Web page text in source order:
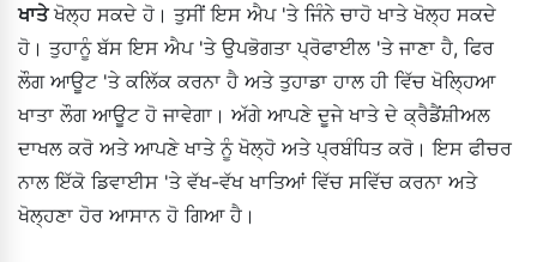
ਖਾਤੇਖੋਲ੍ਹ ਸਕਦੇ ਹੋ। ਤੁਸੀਂ ਇਸ ਐਪ 'ਤੇ ਜਿੰਨੇ ਚਾਹੋ ਖਾਤੇ ਖੋਲ੍ਹ ਸਕਦੇ
ਹੋ। ਤੁਹਾਨੂੰ ਬੱਸ ਇਸ ਐਪ 'ਤੇ ਉਪਭੋਗਤਾ ਪ੍ਰੋਫਾਈਲ 'ਤੇ ਜਾਣਾ ਹੈ, ਫਿਰ
ਲੌਗ ਆਊਟ 'ਤੇ ਕਲਿੱਕ ਕਰਨਾ ਹੈ ਅਤੇ ਤੁਹਾਡਾ ਹਾਲ ਹੀ ਵਿੱਚ ਖੋਲ੍ਹਿਆ
ਖਾਤਾ ਲੌਗ ਆਊਟ ਹੋ ਜਾਵੇਗਾ। ਅੱਗੇ ਆਪਣੇ ਦੂਜੇ ਖਾਤੇ ਦੇ ਕ੍ਰੈਡੈਂਸ਼ੀਅਲ
ਦਾਖਲ ਕਰੋ ਅਤੇ ਆਪਣੇ ਖਾਤੇ ਨੂੰ ਖੋਲ੍ਹੋ ਅਤੇ ਪ੍ਰਬੰਧਿਤ ਕਰੋ। ਇਸ ਫੀਚਰ
ਨਾਲ ਇੱਕੋ ਡਿਵਾਈਸ 'ਤੇ ਵੱਖ-ਵੱਖ ਖਾਤਿਆਂ ਵਿੱਚ ਸਵਿੱਚ ਕਰਨਾ ਅਤੇ
ਖੋਲ੍ਹਣਾ ਹੋਰ ਆਸਾਨ ਹੋ ਗਿਆ ਹੈ।